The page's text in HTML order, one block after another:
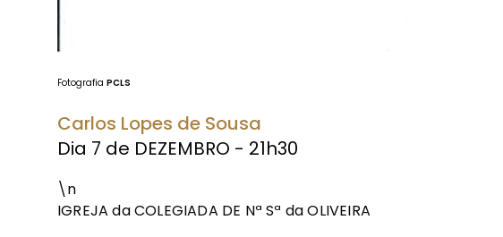
Fotografia PCLS
Carlos Lopes de Sousa
Dia 7 de DEZEMBRO - 21h30
\n
IGREJA da COLEGIADA DE Nª Sª da OLIVEIRA